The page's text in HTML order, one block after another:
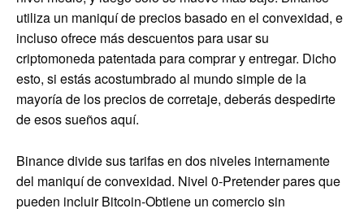
utiliza un maniquí de precios basado en el convexidad, e
incluso ofrece más descuentos para usar su
criptomoneda patentada para comprar y entregar. Dicho
esto, si estás acostumbrado al mundo simple de la
mayoría de los precios de corretaje, deberás despedirte
de esos sueños aquí.
Binance divide sus tarifas en dos niveles internamente
del maniquí de convexidad. Nivel 0-Pretender pares que
pueden incluir Bitcoin-Obtiene un comercio sin